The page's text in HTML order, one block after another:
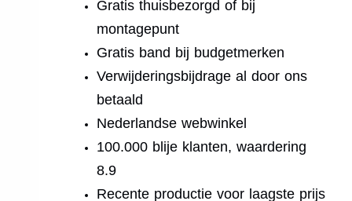
Gratis thuisbezorgd of bij
montagepunt
Gratis band bij budgetmerken
Verwijderingsbijdrage al door ons
betaald
Nederlandse webwinkel
100.000 blije klanten, waardering
8.9
Recente productie voor laagste prijs